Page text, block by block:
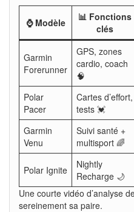
⌚ Modèle
📊 Fonctions
clés
Garmin
Forerunner
GPS, zones
cardio, coach
🧠
Polar
Pacer
Cartes d’effort,
tests 💓
Garmin
Venu
Suivi santé +
multisport 🌈
Polar Ignite
Nightly
Recharge 🌙
Une courte vidéo d’analyse
sereinement sa paire.